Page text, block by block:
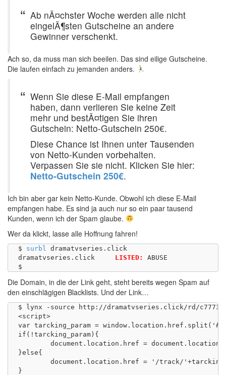
Ab nÃ¤chster Woche werden alle nicht
eingelÃ¶sten Gutscheine an andere
Gewinner verschenkt.
Ach so, da muss man sich beeilen. Das sind eilige Gutscheine.
Die laufen einfach zu jemanden anders.
Wenn Sie diese E-Mail empfangen
haben, dann verlieren Sie keine Zeit
mehr und bestÃ¤tigen Sie ihren
Gutschein: Netto-Gutschein 250€.
Diese Chance ist Ihnen unter Tausenden
von Netto-Kunden vorbehalten.
Verpassen Sie sie nicht. Klicken Sie hier:
Netto-Gutschein 250€.
Ich bin aber gar kein Netto-Kunde. Obwohl ich diese E-Mail
empfangen habe. Es sind ja auch nur so ein paar tausend
Kunden, wenn ich der Spam glaube.
Wer da klickt, lasse alle Hoffnung fahren!
$ surbl dramatvseries.click
LISTED:
ABUSE
Die Domain, in die der Link geht, steht bereits wegen Spam auf
den einschlägigen Blacklists. Und der Link…
$ lynx -source http://dramatvseries.click/rd/
<script>
var tarcking_param =
if(!tarcking_param){
}else{
}